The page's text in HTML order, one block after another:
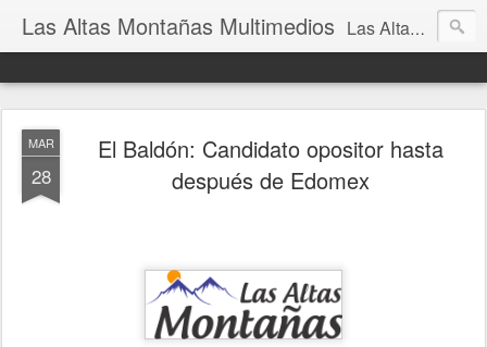
Las Altas Montañas Multimedios Las Altas Montañas Multimedios
MAR
28
El Baldón: Candidato opositor hasta
después de Edomex